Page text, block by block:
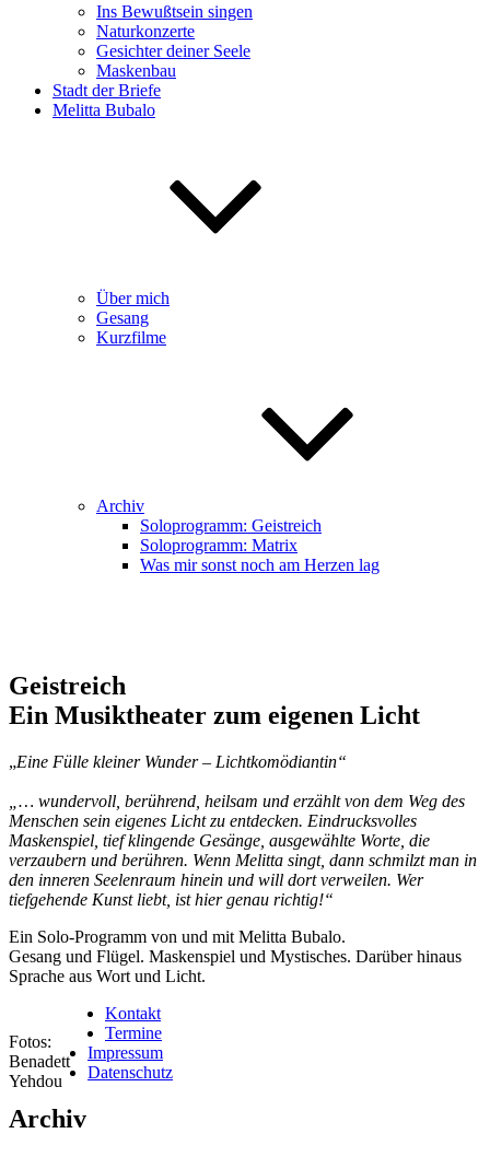
Ins Bewußtsein singen
Naturkonzerte
Gesichter deiner Seele
Maskenbau
Stadt der Briefe
Melitta Bubalo
Über mich
Gesang
Kurzfilme
Archiv
Soloprogramm: Geistreich
Soloprogramm: Matrix
Was mir sonst noch am Herzen lag
Geistreich
Ein Musiktheater zum eigenen Licht
„Eine Fülle kleiner Wunder – Lichtkomödiantin“
„… wundervoll, berührend, heilsam und erzählt von dem Weg des
Menschen sein eigenes Licht zu entdecken. Eindrucksvolles
Maskenspiel, tief klingende Gesänge, ausgewählte Worte, die
verzaubern und berühren. Wenn Melitta singt, dann schmilzt man in
den inneren Seelenraum hinein und will dort verweilen. Wer
tiefgehende Kunst liebt, ist hier genau richtig!“
Ein Solo-Programm von und mit Melitta Bubalo.
Gesang und Flügel. Maskenspiel und Mystisches. Darüber hinaus
Sprache aus Wort und Licht.
Fotos:
Benadett
Yehdou
Kontakt
Termine
Impressum
Datenschutz
Archiv